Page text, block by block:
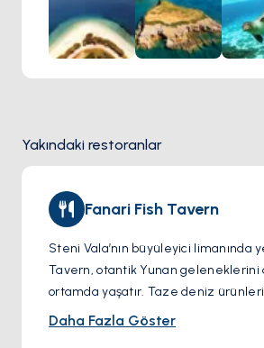
Yakındaki restoranlar
Fanari Fish Tavern
Steni Vala’nın büyüleyici limanında
Tavern, otantik Yunan geleneklerini
ortamda yaşatır. Taze deniz
uzmanlaşan bu tavernada, gerçek
Daha Fazla Göster